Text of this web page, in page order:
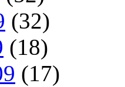
(32)
(18)
(17)